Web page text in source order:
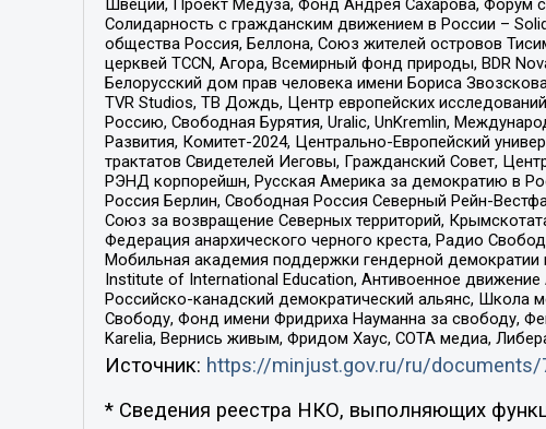
Солидарность с гражданским движением в России –
общества Россия, Беллона, Союз жителей островов
церквей TCCN, Агора, Всемирный фонд природы, BDR
Белорусский дом прав человека имени Бориса
TVR Studios, ТВ Дождь, Центр европейских
Россию, Свободная Бурятия, Uralic, UnKremlin,
Развития, Комитет-2024, Центрально-Европейский
трактатов Свидетелей Иеговы, Гражданский Совет,
РЭНД корпорейшн, Русская Америка за демократию в
Россия Берлин, Свободная Россия Северный Рейн-
Союз за возвращение Северных территорий,
Федерация анархического черного креста, Радио
Мобильная академия поддержки гендерной демократии
Institute of International Education, Антивоенное
Российско-канадский демократический альянс,
Свободу, Фонд имени Фридриха Науманна за свободу,
Karelia, Вернись живым, Фридом Хаус, СОТА медиа,
Источник: https://minjust.gov.ru/ru/documents/
* Сведения реестра НКО, выполняющих